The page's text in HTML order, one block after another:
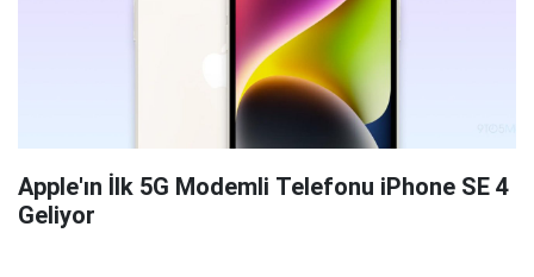
Apple'ın İlk 5G Modemli Telefonu iPhone SE 4
Geliyor